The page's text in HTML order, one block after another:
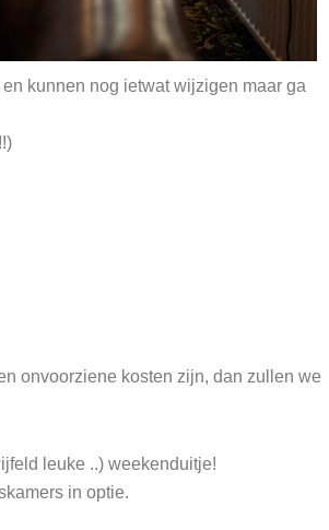
kunnen nog ietwat wijzigen maar ga
onvoorziene kosten zijn, dan zullen we
leuke ..) weekenduitje!
in optie.